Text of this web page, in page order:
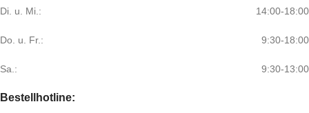
Di. u. Mi.: 14:00-18:00
Do. u. Fr.: 9:30-18:00
Sa.: 9:30-13:00
Bestellhotline: